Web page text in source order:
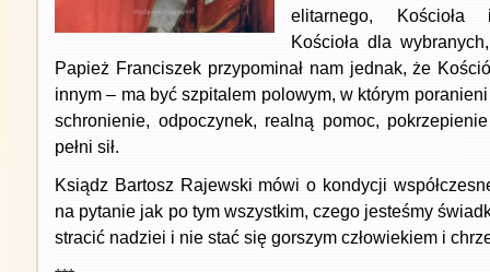
elitarnego, Kościoła
Kościoła dla
Papież Franciszek przypominał nam jednak, że
innym – ma być szpitalem polowym, w którym
schronienie, odpoczynek, realną pomoc,
pełni sił.
Ksiądz Bartosz Rajewski mówi o kondycji
na pytanie jak po tym wszystkim, czego jesteśmy
stracić nadziei i nie stać się gorszym człowiekiem i